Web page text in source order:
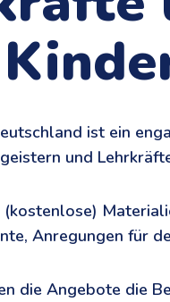
ist ein
und
Anregungen für
die Angebote die